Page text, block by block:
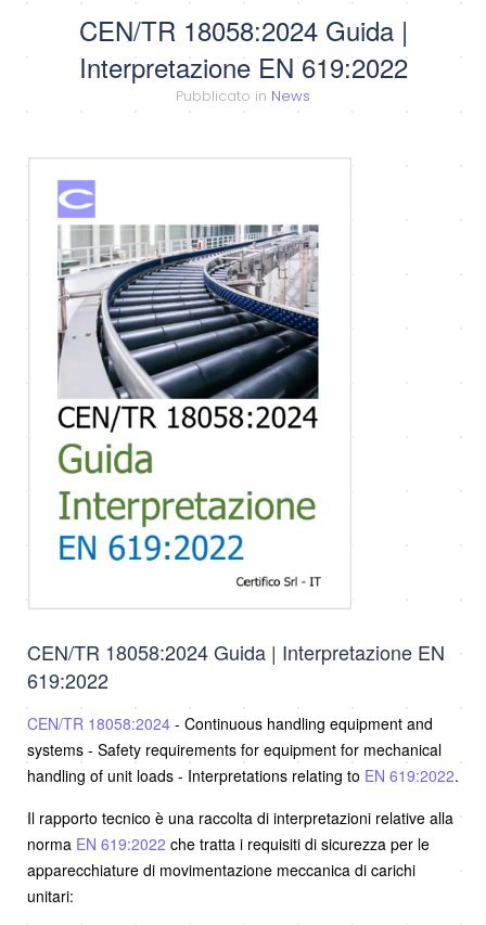
CEN/TR 18058:2024 Guida |
Interpretazione EN 619:2022
Pubblicato in News
CEN/TR 18058:2024 Guida | Interpretazione EN
619:2022
CEN/TR 18058:2024 - Continuous handling equipment and
systems - Safety requirements for equipment for mechanical
handling of unit loads - Interpretations relating to EN 619:2022.
Il rapporto tecnico è una raccolta di interpretazioni relative alla
norma EN 619:2022 che tratta i requisiti di sicurezza per le
apparecchiature di movimentazione meccanica di carichi
unitari: